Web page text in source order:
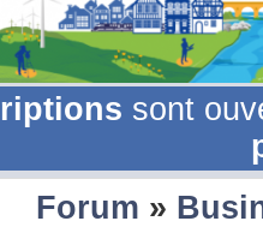
sont
Forum »